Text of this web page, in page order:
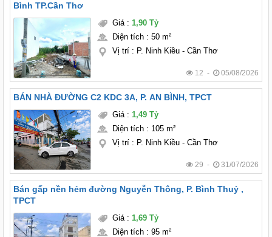
Bình TP.Cần Thơ
Giá: 1,90 Tỷ
Diện tích: 50 m²
Vị trí: P. Ninh Kiều - Cần Thơ
12 - 05/08/2026
BÁN NHÀ ĐƯỜNG C2 KDC 3A, P. AN BÌNH, TPCT
Giá: 1,49 Tỷ
Diện tích: 105 m²
Vị trí: P. Ninh Kiều - Cần Thơ
29 - 31/07/2026
Bán gấp nền hẻm đường Nguyễn Thông, P. Bình Thuỷ ,
TPCT
Giá: 1,69 Tỷ
Diện tích: 95 m²